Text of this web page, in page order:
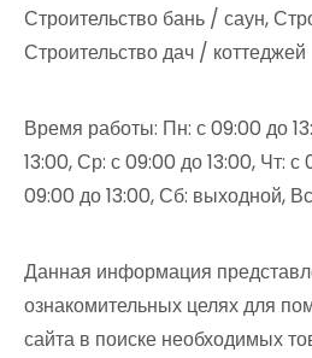
Строительство бань / саун,
Строительство дач / коттеджей
Время работы: Пн: с 09:00 до
13:00, Ср: с 09:00 до 13:00, Чт: с
09:00 до 13:00, Сб: выходной,
Данная информация
ознакомительных целях для
сайта в поиске необходимых